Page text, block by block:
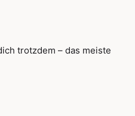
trotzdem – das meiste